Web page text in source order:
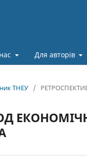
Для авторів
ТНЕУ /